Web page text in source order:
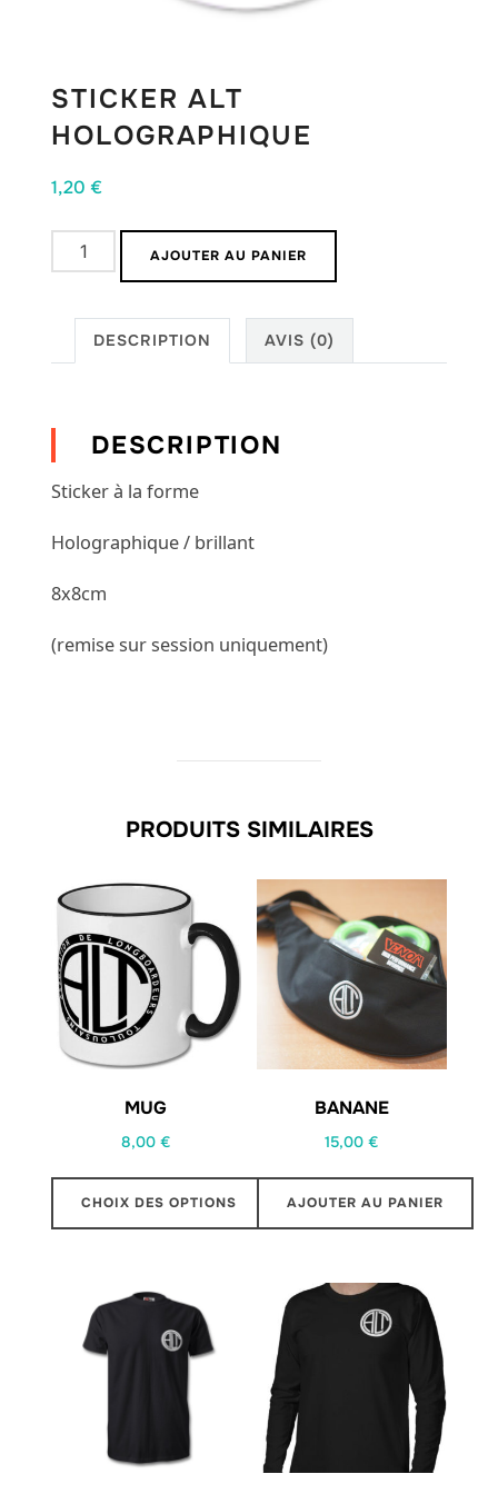
STICKER ALT
HOLOGRAPHIQUE
1,20 €
quantité
de
Holographique
AJOUTER AU PANIER
DESCRIPTION AVIS (0)
DESCRIPTION
Sticker à la forme
Holographique / brillant
8x8cm
(remise sur session uniquement)
PRODUITS SIMILAIRES
MUG
8,00 €
CHOIX DES OPTIONS
a
plusieurs
options
peuvent
BANANE
15,00€
AJOUTER AU PANIER